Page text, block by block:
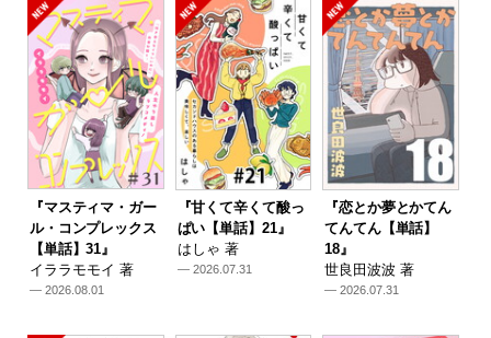
『マスティマ・ガー
ル・コンプレックス
【単話】31』
イララモモイ 著
— 2026.08.01
『甘くて辛くて酸っ
ぱい【単話】21』
はしゃ 著
— 2026.07.31
『恋とか夢とかてん
てんてん【単話】
18』
世良田波波 著
— 2026.07.31